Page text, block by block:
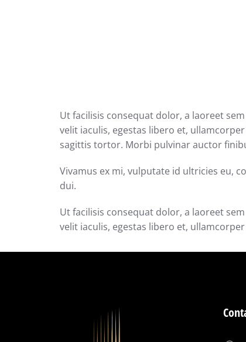
Ut facilisis consequat dolor, a laoreet
velit iaculis, egestas libero et,
sagittis tortor. Morbi pulvinar auctor
Vivamus ex mi, vulputate id ultricies eu,
dui.
Ut facilisis consequat dolor, a laoreet
velit iaculis, egestas libero et,